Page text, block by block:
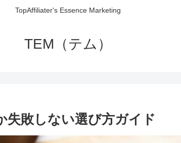
TopAffiliater's Essence Marketing
TEM（テム）
失敗しない選び方ガイド